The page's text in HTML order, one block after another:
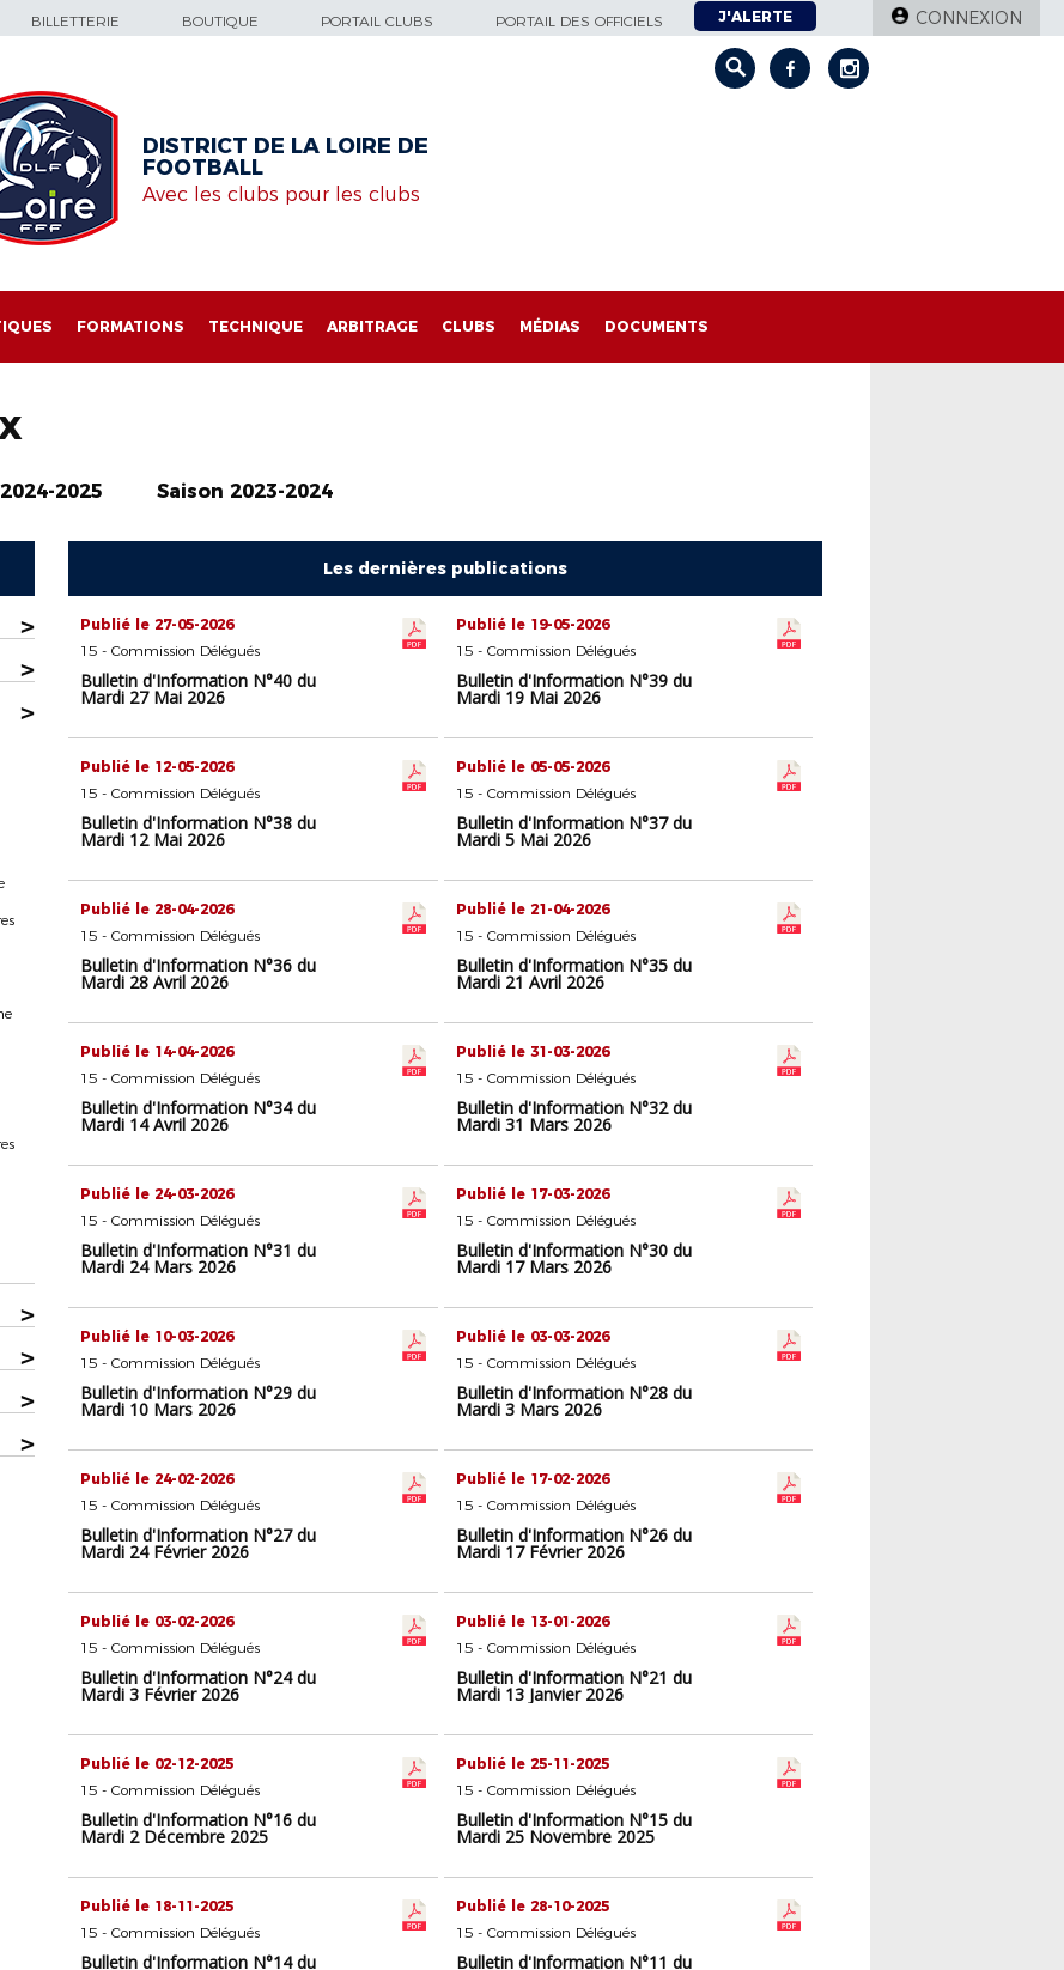
BILLETTERIE BOUTIQUE PORTAIL CLUBS PORTAIL DES OFFICIELS J'ALERTE CONNEXION
DISTRICT DE LA LOIRE DE
FOOTBALL
Avec les clubs pour les clubs
FORMATIONS TECHNIQUE ARBITRAGE CLUBS MÉDIAS DOCUMENTS
2025 Saison 2023-2024
>
>
>
>
>
>
>
Les dernières publications
Publié le 27-05-2026
15 - Commission Délégués
Bulletin d'Information N°40 du
Mardi 27 Mai 2026
Publié le 19-05-2026
15 - Commission Délégués
Bulletin d'Information N°39 du
Mardi 19 Mai 2026
Publié le 12-05-2026
15 - Commission Délégués
Bulletin d'Information N°38 du
Mardi 12 Mai 2026
Publié le 05-05-2026
15 - Commission Délégués
Bulletin d'Information N°37 du
Mardi 5 Mai 2026
Publié le 28-04-2026
15 - Commission Délégués
Bulletin d'Information N°36 du
Mardi 28 Avril 2026
Publié le 21-04-2026
15 - Commission Délégués
Bulletin d'Information N°35 du
Mardi 21 Avril 2026
Publié le 14-04-2026
15 - Commission Délégués
Bulletin d'Information N°34 du
Mardi 14 Avril 2026
Publié le 31-03-2026
15 - Commission Délégués
Bulletin d'Information N°32 du
Mardi 31 Mars 2026
Publié le 24-03-2026
15 - Commission Délégués
Bulletin d'Information N°31 du
Mardi 24 Mars 2026
Publié le 17-03-2026
15 - Commission Délégués
Bulletin d'Information N°30 du
Mardi 17 Mars 2026
Publié le 10-03-2026
15 - Commission Délégués
Bulletin d'Information N°29 du
Mardi 10 Mars 2026
Publié le 03-03-2026
15 - Commission Délégués
Bulletin d'Information N°28 du
Mardi 3 Mars 2026
Publié le 24-02-2026
15 - Commission Délégués
Bulletin d'Information N°27 du
Mardi 24 Février 2026
Publié le 17-02-2026
15 - Commission Délégués
Bulletin d'Information N°26 du
Mardi 17 Février 2026
Publié le 03-02-2026
15 - Commission Délégués
Bulletin d'Information N°24 du
Mardi 3 Février 2026
Publié le 13-01-2026
15 - Commission Délégués
Bulletin d'Information N°21 du
Mardi 13 Janvier 2026
Publié le 02-12-2025
15 - Commission Délégués
Bulletin d'Information N°16 du
Mardi 2 Décembre 2025
Publié le 25-11-2025
15 - Commission Délégués
Bulletin d'Information N°15 du
Mardi 25 Novembre 2025
Publié le 18-11-2025
15 - Commission Délégués
Bulletin d'Information N°14 du
Publié le 28-10-2025
15 - Commission Délégués
Bulletin d'Information N°11 du